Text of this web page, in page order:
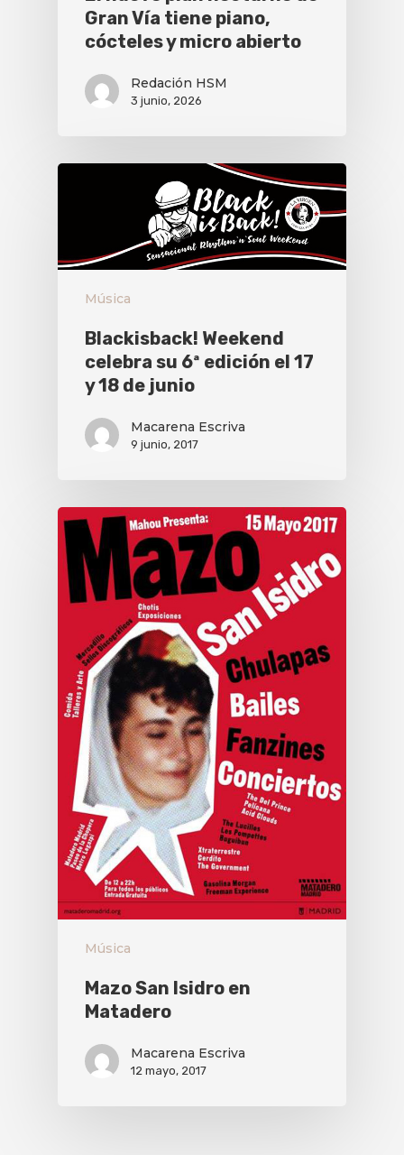
Gran Vía tiene piano,
cócteles y micro abierto
Redación HSM
3 junio, 2026
Música
Blackisback! Weekend
celebra su 6ª edición el 17
y 18 de junio
Macarena Escriva
9 junio, 2017
Música
Mazo San Isidro en
Matadero
Macarena Escriva
12 mayo, 2017